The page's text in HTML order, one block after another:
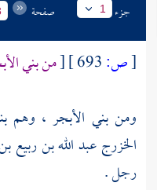
جزء 1 صفحة
[ص: [من بني
ومنبني الأبجر ، وهم
الخزرجعبد الله بن
رجل .